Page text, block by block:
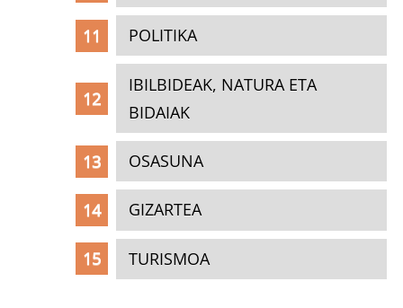
POLITIKA
IBILBIDEAK, NATURA ETA
BIDAIAK
OSASUNA
GIZARTEA
TURISMOA